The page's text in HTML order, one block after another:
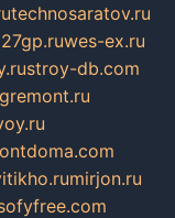
technosaratov.ru
wes-ex.ru
stroy-db.com
mirjon.ru